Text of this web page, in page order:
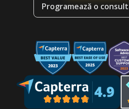
Programează o